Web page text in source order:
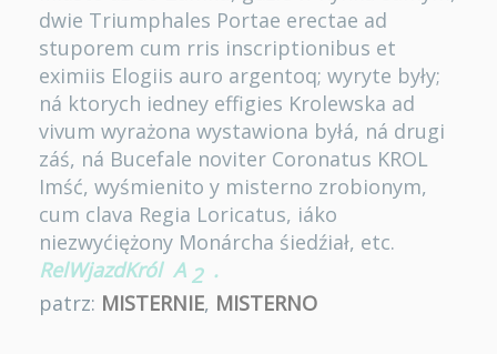
dwie Triumphales Portae erectae ad
stuporem cum rris inscriptionibus et
eximiis Elogiis auro argentoq; wyryte były;
ná ktorych iedney effigies Krolewska ad
vivum wyrażona wystawiona byłá, ná drugi
záś, ná Bucefale noviter Coronatus KROL
Imść, wyśmienito y misterno zrobionym,
cum clava Regia Loricatus, iáko
niezwyćiężony Monárcha śiedźiał, etc.
RelWjazdKról A 2 .
patrz: MISTERNIE, MISTERNO